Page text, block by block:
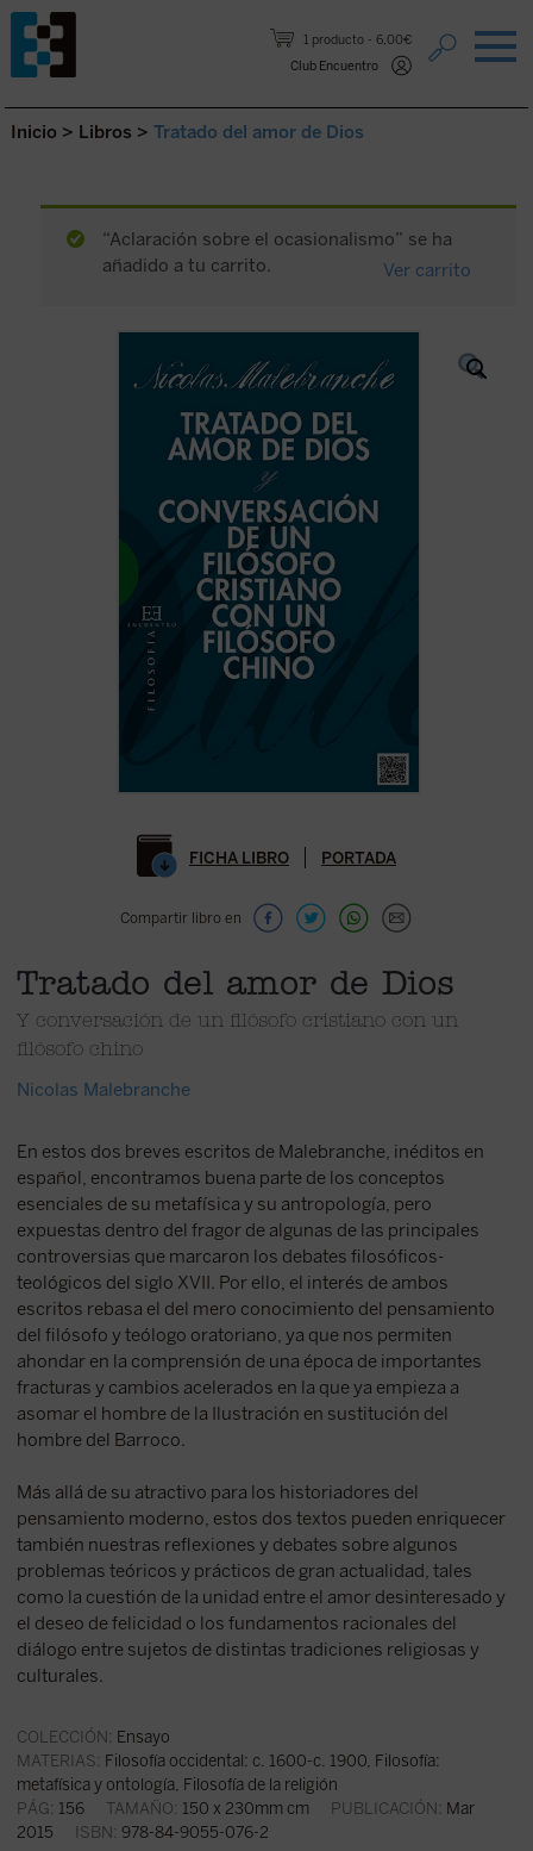
1 producto
6,00€
Club Encuentro
Saltar al contenido.
Inicio > Libros > Tratado del amor de Dios
“Aclaración sobre el ocasionalismo” se ha
añadido a tu carrito.
Ver carrito
FICHA LIBRO PORTADA
Compartir libro en
Tratado del amor de Dios
Y conversación de un filósofo cristiano con un
filósofo chino
Nicolas Malebranche
En estos dos breves escritos de Malebranche, inéditos en
español, encontramos buena parte de los conceptos
esenciales de su metafísica y su antropología, pero
expuestas dentro del fragor de algunas de las principales
controversias que marcaron los debates filosóficos-
teológicos del siglo XVII. Por ello, el interés de ambos
escritos rebasa el del mero conocimiento del pensamiento
del filósofo y teólogo oratoriano, ya que nos permiten
ahondar en la comprensión de una época de importantes
fracturas y cambios acelerados en la que ya empieza a
asomar el hombre de la Ilustración en sustitución del
hombre del Barroco.
Más allá de su atractivo para los historiadores del
pensamiento moderno, estos dos textos pueden enriquecer
también nuestras reflexiones y debates sobre algunos
problemas teóricos y prácticos de gran actualidad, tales
como la cuestión de la unidad entre el amor desinteresado y
el deseo de felicidad o los fundamentos racionales del
diálogo entre sujetos de distintas tradiciones religiosas y
culturales.
COLECCIÓN: Ensayo
MATERIAS: Filosofía occidental: c. 1600-c. 1900, Filosofía:
metafísica y ontología, Filosofía de la religión
PÁG: 156 TAMAÑO: 150 x 230mm cm PUBLICACIÓN: Mar
2015 ISBN: 978-84-9055-076-2